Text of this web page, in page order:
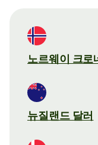
노르웨이 크로
뉴질랜드 달러